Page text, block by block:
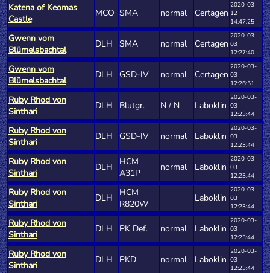
Katena of Keomas
Castle
MCO SMA normal Certagen
2020-03-
12
14:47:25
Gwenn vom
Blümelsbachtal
DLH SMA normal Certagen
2020-03-
03
12:27:40
Gwenn vom
Blümelsbachtal
DLH GSD-IV normal Certagen
2020-03-
03
12:26:51
Ruby Rhod von
Sinthari
DLH Blutgr. N / N Laboklin
2020-03-
03
12:23:44
Ruby Rhod von
Sinthari
DLH GSD-IV normal Laboklin
2020-03-
03
12:23:44
Ruby Rhod von
Sinthari
DLH
HCM
A31P
normal Laboklin
2020-03-
03
12:23:44
Ruby Rhod von
Sinthari
DLH
HCM
R820W
Laboklin
2020-03-
03
12:23:44
Ruby Rhod von
Sinthari
DLH PK Def. normal Laboklin
2020-03-
03
12:23:44
Ruby Rhod von
Sinthari
DLH PKD normal Laboklin
2020-03-
03
12:23:44